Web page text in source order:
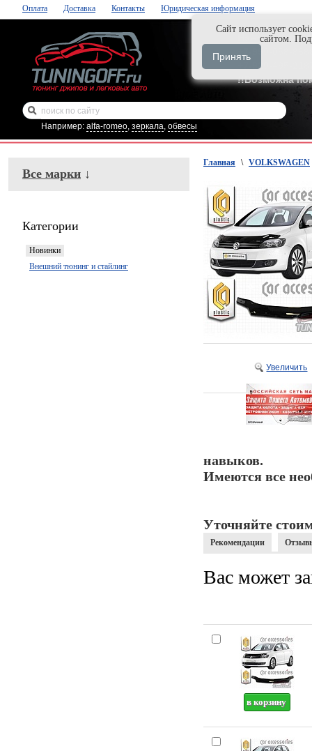
Оплата Доставка Контакты Юридическая информация
Нажми и
+7-929-495-
!!Возможна
Например: alfa-romeo, зеркала, обвесы
Все марки ↓
Категории
Новинки
Внешний тюнинг и стайлинг
Главная \ VOLKSWAGEN
Увеличить
навыков.
Имеются все
Уточняйте
Рекомендации
Вас может
Cайт использует
сайтом.
Принять